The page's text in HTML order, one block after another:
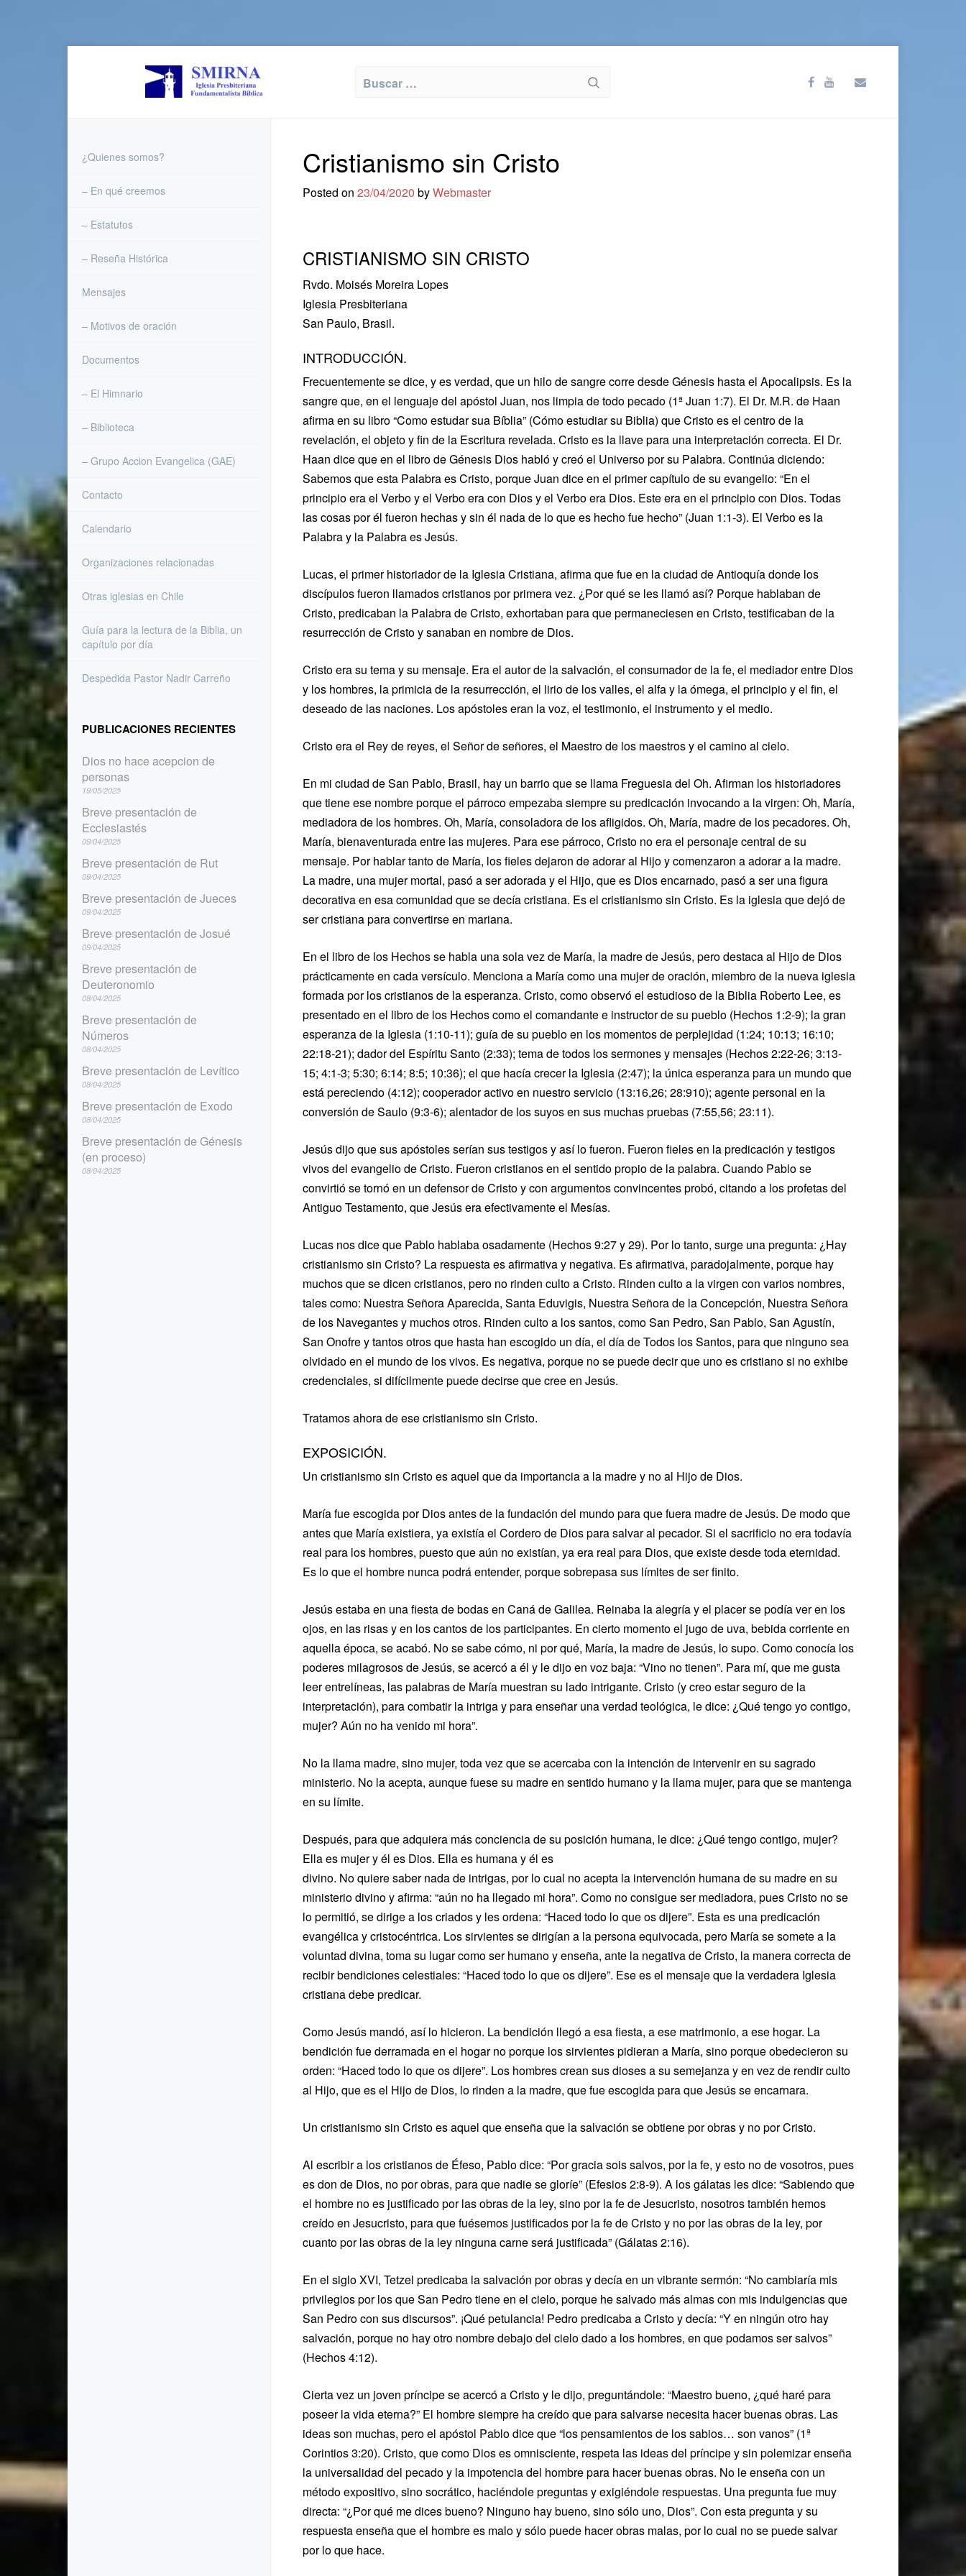
¿Quienes somos?
– En qué creemos
– Estatutos
– Reseña Histórica
Mensajes
– Motivos de oración
Documentos
– El Himnario
– Biblioteca
– Grupo Accion Evangelica (GAE)
Contacto
Calendario
Organizaciones relacionadas
Otras iglesias en Chile
Guía para la lectura de la Biblia, un
capítulo por día
Despedida Pastor Nadir Carreño
PUBLICACIONES RECIENTES
Dios no hace acepcion de
personas
19/05/2025
Breve presentación de
Ecclesiastés
09/04/2025
Breve presentación de Rut
09/04/2025
Breve presentación de Jueces
09/04/2025
Breve presentación de Josué
09/04/2025
Breve presentación de
Deuteronomio
08/04/2025
Breve presentación de
Números
08/04/2025
Breve presentación de Levítico
08/04/2025
Breve presentación de Exodo
08/04/2025
Breve presentación de Génesis
(en proceso)
08/04/2025
Cristianismo sin Cristo
Posted on 23/04/2020 byWebmaster
CRISTIANISMO SIN CRISTO
Rvdo. Moisés Moreira Lopes
Iglesia Presbiteriana
San Paulo, Brasil.
INTRODUCCIÓN.
Frecuentemente se dice, y es verdad, que un hilo de sangre corre desde Génesis hasta el Apocalipsis. Es la
sangre que, en el lenguaje del apóstol Juan, nos limpia de todo pecado (1ª Juan 1:7). El Dr. M.R. de Haan
afirma en su libro “Como estudar sua Bíblia” (Cómo estudiar su Biblia) que Cristo es el centro de la
revelación, el objeto y fin de la Escritura revelada. Cristo es la llave para una interpretación correcta. El Dr.
Haan dice que en el libro de Génesis Dios habló y creó el Universo por su Palabra. Continúa diciendo:
Sabemos que esta Palabra es Cristo, porque Juan dice en el primer capítulo de su evangelio: “En el
principio era el Verbo y el Verbo era con Dios y el Verbo era Dios. Este era en el principio con Dios. Todas
las cosas por él fueron hechas y sin él nada de lo que es hecho fue hecho” (Juan 1:1-3). El Verbo es la
Palabra y la Palabra es Jesús.
Lucas, el primer historiador de la Iglesia Cristiana, afirma que fue en la ciudad de Antioquía donde los
discípulos fueron llamados cristianos por primera vez. ¿Por qué se les llamó así? Porque hablaban de
Cristo, predicaban la Palabra de Cristo, exhortaban para que permaneciesen en Cristo, testificaban de la
resurrección de Cristo y sanaban en nombre de Dios.
Cristo era su tema y su mensaje. Era el autor de la salvación, el consumador de la fe, el mediador entre Dios
y los hombres, la primicia de la resurrección, el lirio de los valles, el alfa y la ómega, el principio y el fin, el
deseado de las naciones. Los apóstoles eran la voz, el testimonio, el instrumento y el medio.
Cristo era el Rey de reyes, el Señor de señores, el Maestro de los maestros y el camino al cielo.
En mi ciudad de San Pablo, Brasil, hay un barrio que se llama Freguesia del Oh. Afirman los historiadores
que tiene ese nombre porque el párroco empezaba siempre su predicación invocando a la virgen: Oh, María,
mediadora de los hombres. Oh, María, consoladora de los afligidos. Oh, María, madre de los pecadores. Oh,
María, bienaventurada entre las mujeres. Para ese párroco, Cristo no era el personaje central de su
mensaje. Por hablar tanto de María, los fieles dejaron de adorar al Hijo y comenzaron a adorar a la madre.
La madre, una mujer mortal, pasó a ser adorada y el Hijo, que es Dios encarnado, pasó a ser una figura
decorativa en esa comunidad que se decía cristiana. Es el cristianismo sin Cristo. Es la iglesia que dejó de
ser cristiana para convertirse en mariana.
En el libro de los Hechos se habla una sola vez de María, la madre de Jesús, pero destaca al Hijo de Dios
prácticamente en cada versículo. Menciona a María como una mujer de oración, miembro de la nueva iglesia
formada por los cristianos de la esperanza. Cristo, como observó el estudioso de la Biblia Roberto Lee, es
presentado en el libro de los Hechos como el comandante e instructor de su pueblo (Hechos 1:2-9); la gran
esperanza de la Iglesia (1:10-11); guía de su pueblo en los momentos de perplejidad (1:24; 10:13; 16:10;
22:18-21); dador del Espíritu Santo (2:33); tema de todos los sermones y mensajes (Hechos 2:22-26; 3:13-
15; 4:1-3; 5:30; 6:14; 8:5; 10:36); el que hacía crecer la Iglesia (2:47); la única esperanza para un mundo que
está pereciendo (4:12); cooperador activo en nuestro servicio (13:16,26; 28:910); agente personal en la
conversión de Saulo (9:3-6); alentador de los suyos en sus muchas pruebas (7:55,56; 23:11).
Jesús dijo que sus apóstoles serían sus testigos y así lo fueron. Fueron fieles en la predicación y testigos
vivos del evangelio de Cristo. Fueron cristianos en el sentido propio de la palabra. Cuando Pablo se
convirtió se tornó en un defensor de Cristo y con argumentos convincentes probó, citando a los profetas del
Antiguo Testamento, que Jesús era efectivamente el Mesías.
Lucas nos dice que Pablo hablaba osadamente (Hechos 9:27 y 29). Por lo tanto, surge una pregunta: ¿Hay
cristianismo sin Cristo? La respuesta es afirmativa y negativa. Es afirmativa, paradojalmente, porque hay
muchos que se dicen cristianos, pero no rinden culto a Cristo. Rinden culto a la virgen con varios nombres,
tales como: Nuestra Señora Aparecida, Santa Eduvigis, Nuestra Señora de la Concepción, Nuestra Señora
de los Navegantes y muchos otros. Rinden culto a los santos, como San Pedro, San Pablo, San Agustín,
San Onofre y tantos otros que hasta han escogido un día, el día de Todos los Santos, para que ninguno sea
olvidado en el mundo de los vivos. Es negativa, porque no se puede decir que uno es cristiano si no exhibe
credenciales, si difícilmente puede decirse que cree en Jesús.
Tratamos ahora de ese cristianismo sin Cristo.
EXPOSICIÓN.
Un cristianismo sin Cristo es aquel que da importancia a la madre y no al Hijo de Dios.
María fue escogida por Dios antes de la fundación del mundo para que fuera madre de Jesús. De modo que
antes que María existiera, ya existía el Cordero de Dios para salvar al pecador. Si el sacrificio no era todavía
real para los hombres, puesto que aún no existían, ya era real para Dios, que existe desde toda eternidad.
Es lo que el hombre nunca podrá entender, porque sobrepasa sus límites de ser finito.
Jesús estaba en una fiesta de bodas en Caná de Galilea. Reinaba la alegría y el placer se podía ver en los
ojos, en las risas y en los cantos de los participantes. En cierto momento el jugo de uva, bebida corriente en
aquella época, se acabó. No se sabe cómo, ni por qué, María, la madre de Jesús, lo supo. Como conocía los
poderes milagrosos de Jesús, se acercó a él y le dijo en voz baja: “Vino no tienen”. Para mí, que me gusta
leer entrelíneas, las palabras de María muestran su lado intrigante. Cristo (y creo estar seguro de la
interpretación), para combatir la intriga y para enseñar una verdad teológica, le dice: ¿Qué tengo yo contigo,
mujer? Aún no ha venido mi hora”.
No la llama madre, sino mujer, toda vez que se acercaba con la intención de intervenir en su sagrado
ministerio. No la acepta, aunque fuese su madre en sentido humano y la llama mujer, para que se mantenga
en su límite.
Después, para que adquiera más conciencia de su posición humana, le dice: ¿Qué tengo contigo, mujer?
Ella es mujer y él es Dios. Ella es humana y él es
divino. No quiere saber nada de intrigas, por lo cual no acepta la intervención humana de su madre en su
ministerio divino y afirma: “aún no ha llegado mi hora”. Como no consigue ser mediadora, pues Cristo no se
lo permitió, se dirige a los criados y les ordena: “Haced todo lo que os dijere”. Esta es una predicación
evangélica y cristocéntrica. Los sirvientes se dirigían a la persona equivocada, pero María se somete a la
voluntad divina, toma su lugar como ser humano y enseña, ante la negativa de Cristo, la manera correcta de
recibir bendiciones celestiales: “Haced todo lo que os dijere”. Ese es el mensaje que la verdadera Iglesia
cristiana debe predicar.
Como Jesús mandó, así lo hicieron. La bendición llegó a esa fiesta, a ese matrimonio, a ese hogar. La
bendición fue derramada en el hogar no porque los sirvientes pidieran a María, sino porque obedecieron su
orden: “Haced todo lo que os dijere”. Los hombres crean sus dioses a su semejanza y en vez de rendir culto
al Hijo, que es el Hijo de Dios, lo rinden a la madre, que fue escogida para que Jesús se encarnara.
Un cristianismo sin Cristo es aquel que enseña que la salvación se obtiene por obras y no por Cristo.
Al escribir a los cristianos de Éfeso, Pablo dice: “Por gracia sois salvos, por la fe, y esto no de vosotros, pues
es don de Dios, no por obras, para que nadie se gloríe” (Efesios 2:8-9). A los gálatas les dice: “Sabiendo que
el hombre no es justificado por las obras de la ley, sino por la fe de Jesucristo, nosotros también hemos
creído en Jesucristo, para que fuésemos justificados por la fe de Cristo y no por las obras de la ley, por
cuanto por las obras de la ley ninguna carne será justificada” (Gálatas 2:16).
En el siglo XVI, Tetzel predicaba la salvación por obras y decía en un vibrante sermón: “No cambiaría mis
privilegios por los que San Pedro tiene en el cielo, porque he salvado más almas con mis indulgencias que
San Pedro con sus discursos”. ¡Qué petulancia! Pedro predicaba a Cristo y decía: “Y en ningún otro hay
salvación, porque no hay otro nombre debajo del cielo dado a los hombres, en que podamos ser salvos”
(Hechos 4:12).
Cierta vez un joven príncipe se acercó a Cristo y le dijo, preguntándole: “Maestro bueno, ¿qué haré para
poseer la vida eterna?” El hombre siempre ha creído que para salvarse necesita hacer buenas obras. Las
ideas son muchas, pero el apóstol Pablo dice que “los pensamientos de los sabios… son vanos” (1ª
Corintios 3:20). Cristo, que como Dios es omnisciente, respeta las ideas del príncipe y sin polemizar enseña
la universalidad del pecado y la impotencia del hombre para hacer buenas obras. No le enseña con un
método expositivo, sino socrático, haciéndole preguntas y exigiéndole respuestas. Una pregunta fue muy
directa: “¿Por qué me dices bueno? Ninguno hay bueno, sino sólo uno, Dios”. Con esta pregunta y su
respuesta enseña que el hombre es malo y sólo puede hacer obras malas, por lo cual no se puede salvar
por lo que hace.